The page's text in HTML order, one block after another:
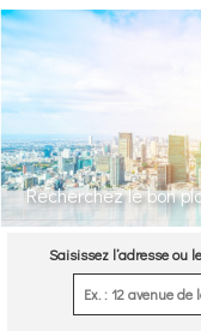
Recherchez le bon
Saisissez l’adresse ou